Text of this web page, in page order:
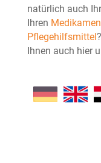
natürlich auch
Ihren
Pflegehilfsmittel
Ihnen auch hier